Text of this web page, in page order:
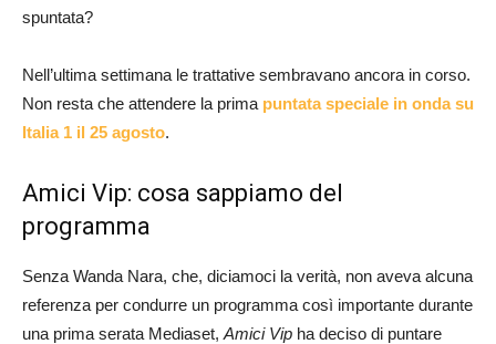
spuntata?
Nell’ultima settimana le trattative sembravano ancora in corso.
Non resta che attendere la prima puntata speciale in onda su
Italia 1 il 25 agosto.
Amici Vip: cosa sappiamo del
programma
Senza Wanda Nara, che, diciamoci la verità, non aveva alcuna
referenza per condurre un programma così importante durante
una prima serata Mediaset, Amici Vip ha deciso di puntare